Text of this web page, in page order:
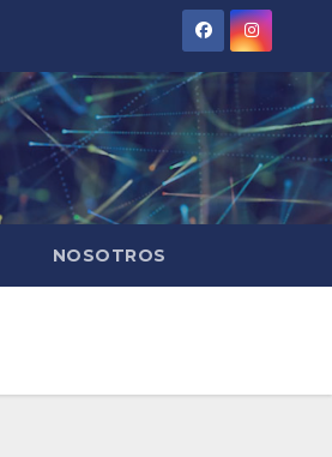
NOSOTROS